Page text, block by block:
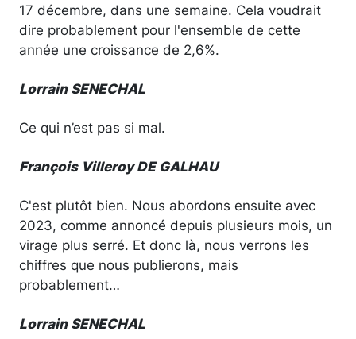
17 décembre, dans une semaine. Cela voudrait
dire probablement pour l'ensemble de cette
année une croissance de 2,6%.
Lorrain SENECHAL
Ce qui n’est pas si mal.
François Villeroy DE GALHAU
C'est plutôt bien. Nous abordons ensuite avec
2023, comme annoncé depuis plusieurs mois, un
virage plus serré. Et donc là, nous verrons les
chiffres que nous publierons, mais
probablement…
Lorrain SENECHAL